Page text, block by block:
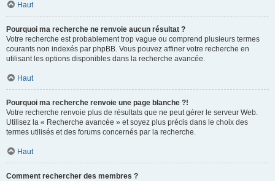
Haut
Pourquoi ma recherche ne renvoie aucun résultat ?
Votre recherche est probablement trop vague ou comprend plusieurs termes
courants non indexés par phpBB. Vous pouvez affiner votre recherche en
utilisant les options disponibles dans la recherche avancée.
Haut
Pourquoi ma recherche renvoie une page blanche ?!
Votre recherche renvoie plus de résultats que ne peut gérer le serveur Web.
Utilisez la « Recherche avancée » et soyez plus précis dans le choix des
termes utilisés et des forums concernés par la recherche.
Haut
Comment rechercher des membres ?